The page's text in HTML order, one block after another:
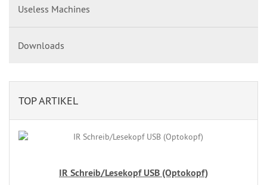
Useless Machines
Downloads
TOP ARTIKEL
IR Schreib/Lesekopf USB (Optokopf)